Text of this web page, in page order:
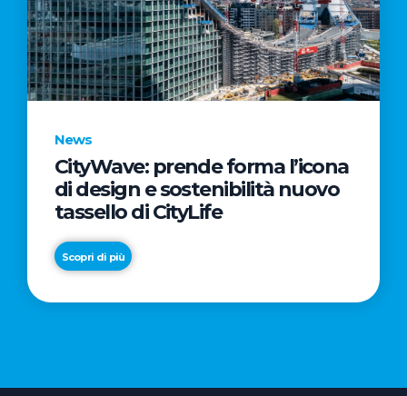
News
CityWave: prende forma l’icona
di design e sostenibilità nuovo
tassello di CityLife
Scopri di più
News
“Passione
il